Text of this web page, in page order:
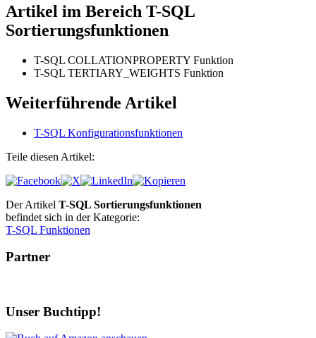
Artikel im Bereich T-SQL
Sortierungsfunktionen
T-SQL COLLATIONPROPERTY Funktion
T-SQL TERTIARY_WEIGHTS Funktion
Weiterführende Artikel
T-SQL Konfigurationsfunktionen
Teile diesen Artikel:
Der Artikel T-SQL Sortierungsfunktionen
befindet sich in der Kategorie:
T-SQL Funktionen
Partner
Unser Buchtipp!